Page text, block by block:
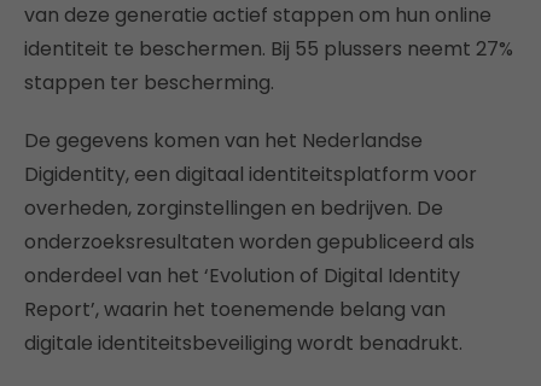
van deze generatie actief stappen om hun online
identiteit te beschermen. Bij 55 plussers neemt 27%
stappen ter bescherming.
De gegevens komen van het Nederlandse
Digidentity, een digitaal identiteitsplatform voor
overheden, zorginstellingen en bedrijven. De
onderzoeksresultaten worden gepubliceerd als
onderdeel van het ‘Evolution of Digital Identity
Report’, waarin het toenemende belang van
digitale identiteitsbeveiliging wordt benadrukt.